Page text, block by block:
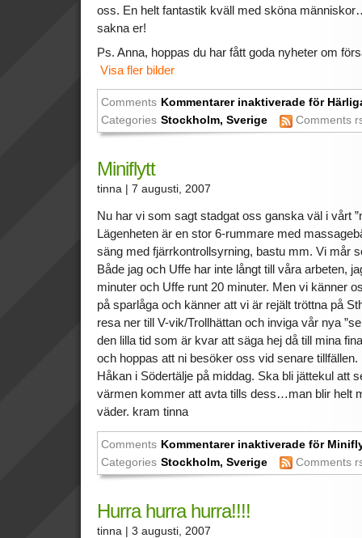
oss. En helt fantastik kväll med sköna
sakna er!
Ps. Anna, hoppas du har fått goda nyheter om
Visa fler bilder
Comments Kommentarer inaktiverade för
Categories Stockholm,Sverige Comments
Miniflytt
tinna | 7 augusti, 2007
Nu har vi som sagt stadgat oss ganska väl i vårt
Lägenheten är en stor 6-rummare med
säng med fjärrkontrollsyrning, bastu mm. Vi mår
Både jag och Uffe har inte långt till våra arbeten,
minuter och Uffe runt 20 minuter. Men vi känner
på sparlåga och känner att vi är rejält tröttna på
resa ner till V-vik/Trollhättan och inviga vår nya
den lilla tid som är kvar att säga hej då till mina
och hoppas att ni besöker oss vid senare
Håkan i Södertälje på middag. Ska bli jättekul att
värmen kommer att avta tills dess…man blir helt
väder. kram tinna
Comments Kommentarer inaktiverade för
Categories Stockholm,Sverige Comments
Hurra hurra hurra!!!!
tinna | 3 augusti, 2007